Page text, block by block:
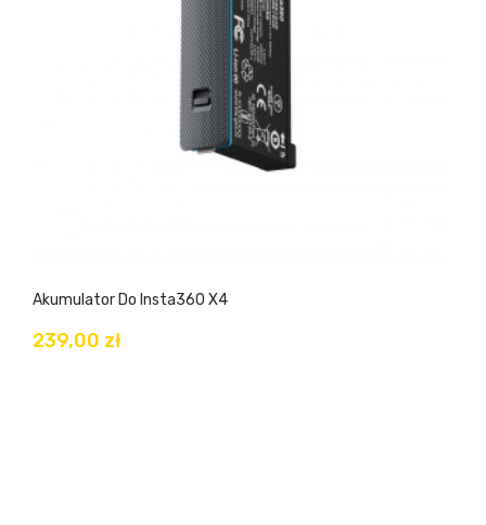
Akumulator Do Insta360 X4
239,00 zł